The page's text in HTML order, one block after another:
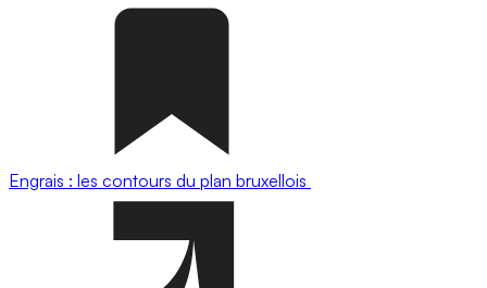
Engrais : les contours du plan bruxellois